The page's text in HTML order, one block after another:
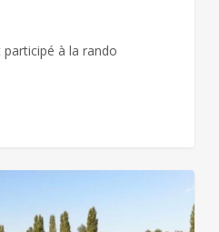
à la rando